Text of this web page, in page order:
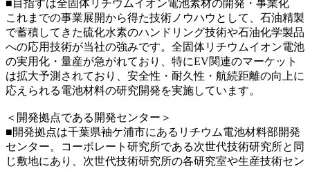
■目指すは全固体リチウムイオン電池素材の開発・事業化
これまでの事業展開から得た技術ノウハウとして、石油精製
で蓄積してきた硫化水素のハンドリング技術や石油化学製品
への応用技術が当社の強みです。全固体リチウムイオン電池
の実用化・量産が急がれており、特にEV関連のマーケット
は拡大予測されており、安全性・耐久性・航続距離の向上に
応えられる電池材料の研究開発を実施しています。
＜開発拠点である開発センター＞
■開発拠点は千葉県袖ケ浦市にあるリチウム電池材料部開発
センター。コーポレート研究所である次世代技術研究所と同
じ敷地にあり、次世代技術研究所の各研究室や生産技術セン